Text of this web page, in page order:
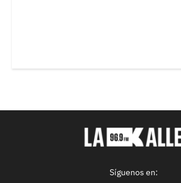
Síguenos en: